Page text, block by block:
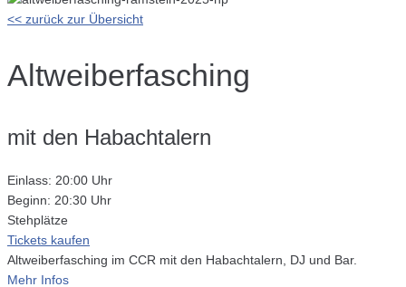
<< zurück zur Übersicht
Altweiberfasching
mit den Habachtalern
Einlass: 20:00 Uhr
Beginn: 20:30 Uhr
Stehplätze
Tickets kaufen
Altweiberfasching im CCR mit den Habachtalern, DJ und Bar.
Mehr Infos